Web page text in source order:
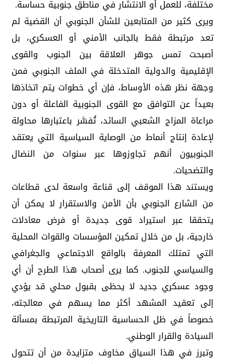
مختلفة، للعمل أو الانتشار في مناطق جنوبية حساسة.
ويرى كثير من المتابعين للشأن الجنوبي أن القضية لم
تعد مرتبطة فقط بالجانب الأمني أو العسكري، بل
أصبحت تمس جوهر العلاقة بين الجنوب والقوى
الإقليمية والدولية المتدخلة في الملف الجنوبي فمن
وجهة نظر هذه الأوساط، فإن أي خطوات يتم اتخاذها
بعيداً عن التوافق مع القوى الجنوبية الفاعلة أو دون
مراعاة المزاج الشعبي السائد، تُفسَّر باعتبارها محاولة
لإعادة إنتاج أنماط من الوصاية السياسية التي يعتقد
الجنوبيون أنهم تجاوزوها عبر سنوات من النضال
والتضحيات.
ويستند هذا الموقف إلى قناعة واسعة لدى قطاعات
من الشارع الجنوبي بأن الأمن والاستقرار لا يمكن أن
يتحققا عبر استيراد قوى جديدة أو فرض معادلات
خارجية، بل من خلال تمكين المؤسسات والقوات المحلية
التي تمتلك المعرفة بالواقع الاجتماعي والجغرافي
والسياسي للجنوب. كما يرى أصحاب هذا الطرح أن أي
وجود عسكري جديد لا يحظى بقبول محلي قد يؤدي
إلى تعقيد المشهد أكثر مما يسهم في معالجته،
خصوصاً في ظل الحساسية التاريخية المرتبطة بمسألة
السيادة والقرار الوطني.
وتبرز في هذا السياق مخاوف متزايدة من أن تتحول